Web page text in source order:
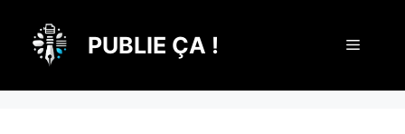
contenu
PUBLIE ÇA ! Menu